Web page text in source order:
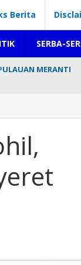
Berita
SERBA-
MERANTI